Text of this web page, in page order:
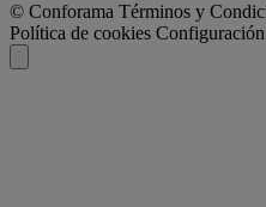
© Conforama Términos y
Política de cookies